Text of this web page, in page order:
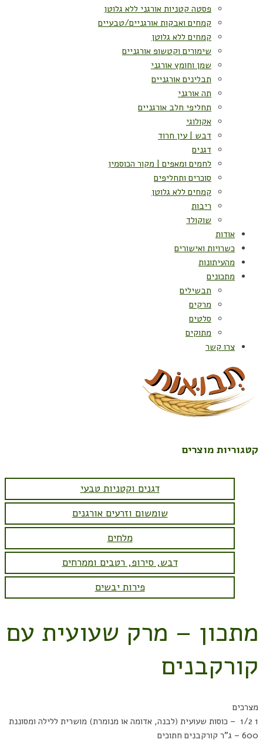
פסטה קטניות אורגני ללא גלוטן
קמחים ואבקות אורגניים/טבעיים
קמחים ללא גלוטן
שימורים וקטשופ אורגניים
שמן וחומץ אורגני
תבלינים אורגניים
תה אורגני
תחליפי חלב אורגניים
אקולוגי
דבש | עין חרוד
דגנים
לחמים ומאפים | מקור הכוסמין
סוכרים ותחליפים
קמחים ללא גלוטן
ריבות
שוקולד
אודות
כשרויות ואישורים
מהעיתונות
מתכונים
תבשילים
מרקים
סלטים
מתוקים
צרו קשר
קטגוריות מוצרים
דגנים וקטניות טבעי
שומשום וזרעים אורגנים
מלחים
דבש, סירופ, רטבים וממרחים
פירות יבשים
מתכון – מרק שעועית עם
קורקבנים
מצרכים
1 1/2 – כוסות שעועית (לבנה, אדומה או מנומרת) מושרית ללילה ומסוננת
600 – ג"ר קורקבנים חתוכים